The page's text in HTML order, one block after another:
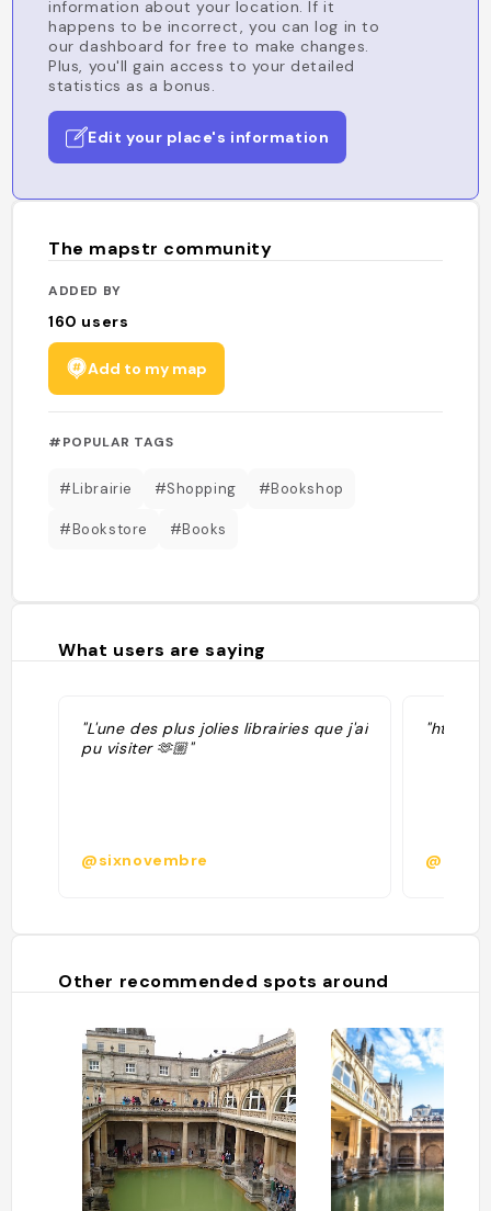
information about your location. If it
happens to be incorrect, you can log in to
our dashboard for free to make changes.
Plus, you'll gain access to your detailed
statistics as a bonus.
Edit your place's information
The mapstr community
ADDED BY
160 users
Add to my map
#POPULAR TAGS
#Librairie #Shopping #Bookshop
#Bookstore #Books
What users are saying
"L'une des plus jolies librairies que j'ai
pu visiter 🫶🏼"
@sixnovembre
"https://
@
Other recommended spots around